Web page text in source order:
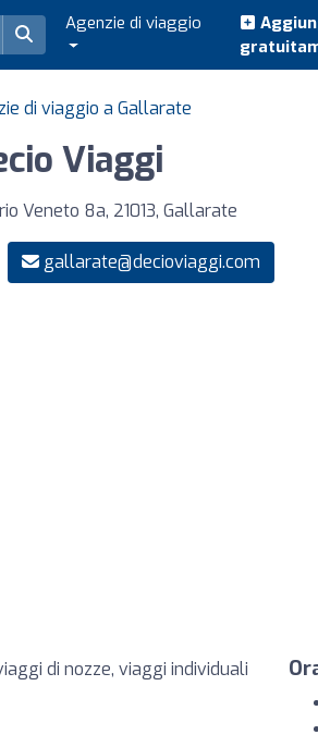
Agenzie di viaggio
di viaggio a Gallarate
Viaggi
Veneto 8a, 21013, Gallarate
gallarate@decioviaggi.com
di nozze, viaggi individuali